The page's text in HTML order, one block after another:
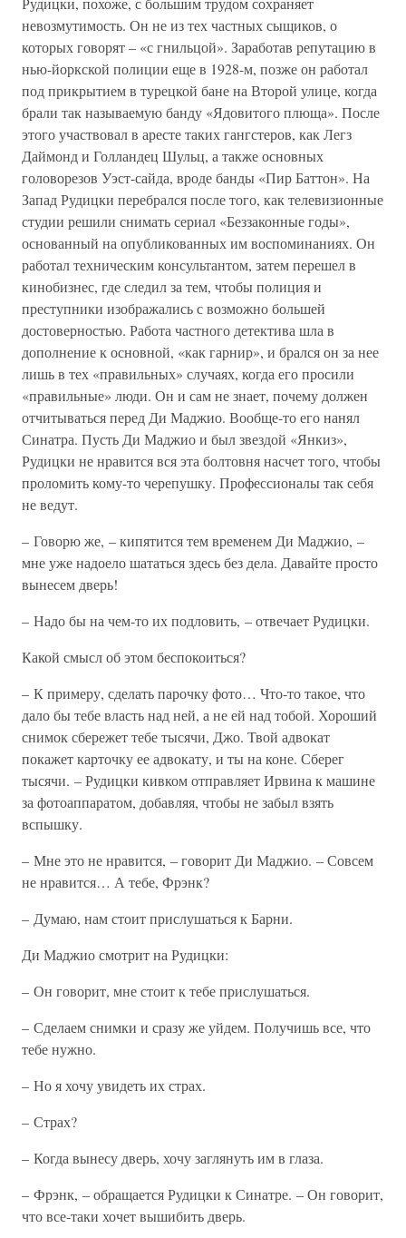
невозмутимость. Он не из тех частных сыщиков, о
которых говорят – «с гнильцой». Заработав репутацию в
нью-йоркской полиции еще в 1928-м, позже он работал
под прикрытием в турецкой бане на Второй улице, когда
брали так называемую банду «Ядовитого плюща». После
этого участвовал в аресте таких гангстеров, как Легз
Даймонд и Голландец Шульц, а также основных
головорезов Уэст-сайда, вроде банды «Пир Баттон». На
Запад Рудицки перебрался после того, как телевизионные
студии решили снимать сериал «Беззаконные годы»,
основанный на опубликованных им воспоминаниях. Он
работал техническим консультантом, затем перешел в
кинобизнес, где следил за тем, чтобы полиция и
преступники изображались с возможно большей
достоверностью. Работа частного детектива шла в
дополнение к основной, «как гарнир», и брался он за нее
лишь в тех «правильных» случаях, когда его просили
«правильные» люди. Он и сам не знает, почему должен
отчитываться перед Ди Маджио. Вообще-то его нанял
Синатра. Пусть Ди Маджио и был звездой «Янкиз»,
Рудицки не нравится вся эта болтовня насчет того, чтобы
проломить кому-то черепушку. Профессионалы так себя
не ведут.
– Говорю же, – кипятится тем временем Ди Маджио, –
мне уже надоело шататься здесь без дела. Давайте просто
вынесем дверь!
– Надо бы на чем-то их подловить, – отвечает Рудицки.
Какой смысл об этом беспокоиться?
– К примеру, сделать парочку фото… Что-то такое, что
дало бы тебе власть над ней, а не ей над тобой. Хороший
снимок сбережет тебе тысячи, Джо. Твой адвокат
покажет карточку ее адвокату, и ты на коне. Сберег
тысячи. – Рудицки кивком отправляет Ирвина к машине
за фотоаппаратом, добавляя, чтобы не забыл взять
вспышку.
– Мне это не нравится, – говорит Ди Маджио. – Совсем
не нравится… А тебе, Фрэнк?
– Думаю, нам стоит прислушаться к Барни.
Ди Маджио смотрит на Рудицки:
– Он говорит, мне стоит к тебе прислушаться.
– Сделаем снимки и сразу же уйдем. Получишь все, что
тебе нужно.
– Но я хочу увидеть их страх.
– Страх?
– Когда вынесу дверь, хочу заглянуть им в глаза.
– Фрэнк, – обращается Рудицки к Синатре. – Он говорит,
что все-таки хочет вышибить дверь.